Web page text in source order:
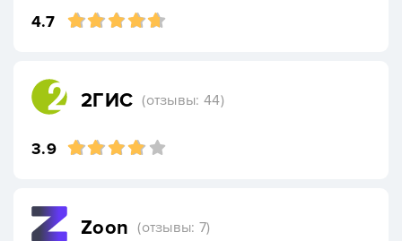
4.7
2ГИС (отзывы: 44)
3.9
Zoon (отзывы: 7)